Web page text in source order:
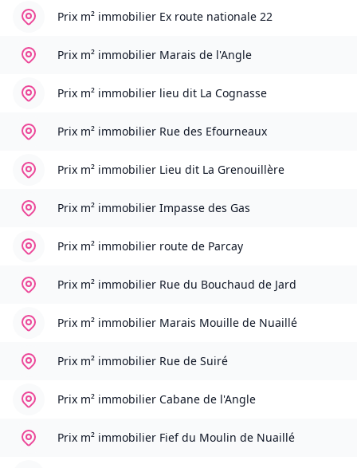
Prix m² immobilier Ex route nationale 22
Prix m² immobilier Marais de l'Angle
Prix m² immobilier lieu dit La Cognasse
Prix m² immobilier Rue des Efourneaux
Prix m² immobilier Lieu dit La Grenouillère
Prix m² immobilier Impasse des Gas
Prix m² immobilier route de Parcay
Prix m² immobilier Rue du Bouchaud de Jard
Prix m² immobilier Marais Mouille de Nuaillé
Prix m² immobilier Rue de Suiré
Prix m² immobilier Cabane de l'Angle
Prix m² immobilier Fief du Moulin de Nuaillé